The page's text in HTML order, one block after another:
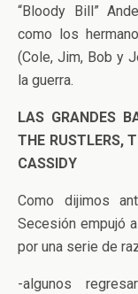
“Bloody Bill”
como los
(Cole, Jim, Bob y
la guerra.
LAS GRANDES
THE RUSTLERS,
CASSIDY
Como dijimos
Secesión empujó
por una serie de
-algunos